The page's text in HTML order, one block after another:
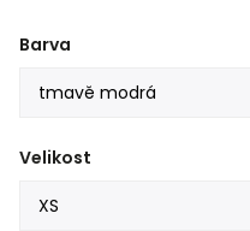
Barva
Velikost